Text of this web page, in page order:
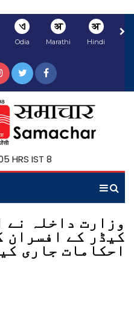
अ
Hindi
अ
Marathi
ଏ
Odia
8 Aug 2026, 9:05 HRS IST
وزارت داخلہ نے
کیڈر کے افسران
احکامات جاری